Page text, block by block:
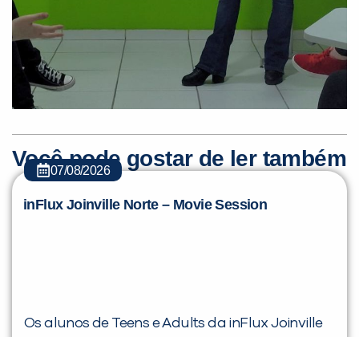
Você pode gostar de ler também
07/08/2026
inFlux Joinville Norte – Movie Session
Os alunos de Teens e Adults da inFlux Joinville